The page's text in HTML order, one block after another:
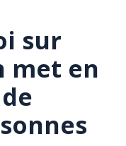
sur
met en